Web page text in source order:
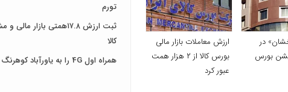
در
بورس
ارزش معاملات بازار مالی
بورس کالا از ۲ هزار همت
عبور کرد
تورم
ثبت ارزش ۱۷.۸همتی بازار
کالا
همراه اول 4G را به یاورآباد کوهرنگ رساند